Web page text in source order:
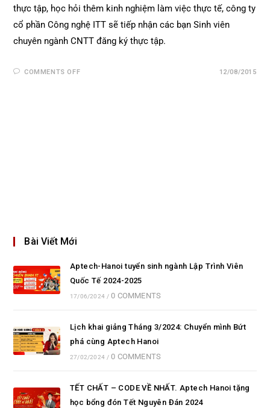
thực tập, học hỏi thêm kinh nghiệm làm việc thực tế, công ty
cổ phần Công nghệ ITT sẽ tiếp nhận các bạn Sinh viên
chuyên ngành CNTT đăng ký thực tập.
COMMENTS OFF 12/08/2015
Bài Viết Mới
Aptech-Hanoi tuyển sinh ngành Lập Trình Viên
Quốc Tế 2024-2025
17/06/2024 / 0 COMMENTS
Lịch khai giảng Tháng 3/2024: Chuyển mình Bứt
phá cùng Aptech Hanoi
27/02/2024 / 0 COMMENTS
TẾT CHẤT – CODE VỀ NHẤT. Aptech Hanoi tặng
học bổng đón Tết Nguyên Đán 2024